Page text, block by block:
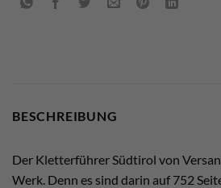
BESCHREIBUNG
Der Kletterführer Südtirol von
Werk. Denn es sind darin auf 752